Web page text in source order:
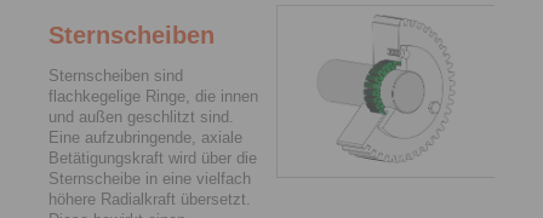
Sternscheiben
Sternscheiben sind
flachkegelige Ringe, die innen
und außen geschlitzt sind.
Eine aufzubringende, axiale
Betätigungskraft wird über die
Sternscheibe in eine vielfach
höhere Radialkraft übersetzt.